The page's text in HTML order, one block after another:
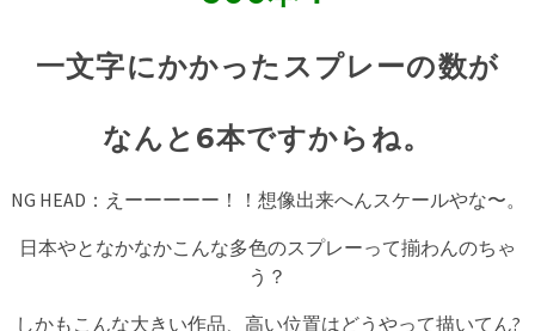
一文字にかかったスプレーの数が
なんと6本ですからね。
NG HEAD：えーーーーー！！想像出来へんスケールやな〜。
日本やとなかなかこんな多色のスプレーって揃わんのちゃ
う？
しかもこんな大きい作品、高い位置はどうやって描いてん?